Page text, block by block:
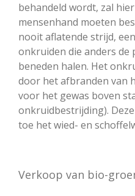
behandeld wordt, zal
mensenhand moeten
nooit aflatende strijd,
onkruiden die anders de
beneden halen. Het
door het afbranden van
voor het gewas boven
onkruidbestrijding).
toe het wied- en
Verkoop van bio-